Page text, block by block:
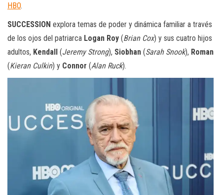
HBO.
SUCCESSION explora temas de poder y dinámica familiar a través
de los ojos del patriarca Logan Roy (Brian Cox) y sus cuatro hijos
adultos, Kendall (Jeremy Strong), Siobhan (Sarah Snook), Roman
(Kieran Culkin) y Connor (Alan Ruck).